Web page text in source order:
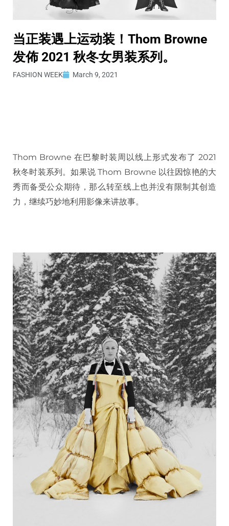
当正装遇上运动装！Thom Browne
发佈 2021 秋冬女男装系列。
FASHION WEEK March 9, 2021
Thom Browne 在巴黎时装周以线上形式发布了 2021
秋冬时装系列。如果说 Thom Browne 以往因惊艳的大
秀而备受公众期待，那么转至线上也并没有限制其创造
力，继续巧妙地利用影像来讲故事。